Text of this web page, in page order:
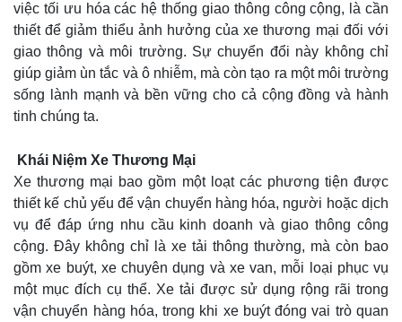
việc tối ưu hóa các hệ thống giao thông công cộng, là cần
thiết để giảm thiểu ảnh hưởng của xe thương mại đối với
giao thông và môi trường. Sự chuyển đổi này không chỉ
giúp giảm ùn tắc và ô nhiễm, mà còn tạo ra một môi trường
sống lành mạnh và bền vững cho cả cộng đồng và hành
tinh chúng ta.
Khái Niệm Xe Thương Mại
Xe thương mại bao gồm một loạt các phương tiện được
thiết kế chủ yếu để vận chuyển hàng hóa, người hoặc dịch
vụ để đáp ứng nhu cầu kinh doanh và giao thông công
cộng. Đây không chỉ là xe tải thông thường, mà còn bao
gồm xe buýt, xe chuyên dụng và xe van, mỗi loại phục vụ
một mục đích cụ thể. Xe tải được sử dụng rộng rãi trong
vận chuyển hàng hóa, trong khi xe buýt đóng vai trò quan